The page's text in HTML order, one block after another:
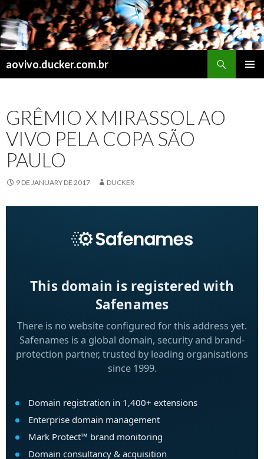
aovivo.ducker.com.br
GRÊMIO X MIRASSOL AO
VIVO PELA COPA SÃO
PAULO
9 DE JANUARY DE 2017 DUCKER